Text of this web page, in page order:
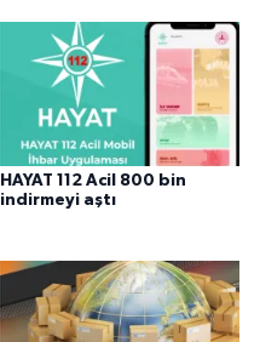
HAYAT 112 Acil 800 bin
indirmeyi aştı